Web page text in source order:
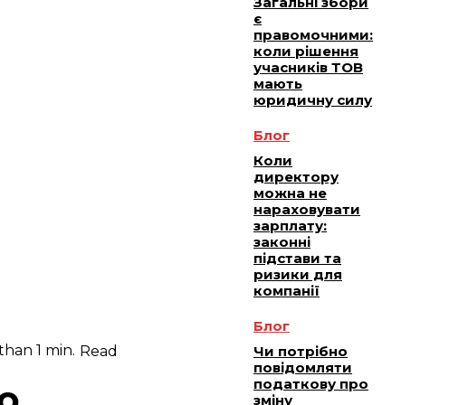
1 min. Read
є
правомочними:
коли рішення
учасників ТОВ
мають
юридичну силу
Блог
Коли
директору
можна не
нараховувати
зарплату:
законні
підстави та
ризики для
компанії
Блог
Чи потрібно
повідомляти
податкову про
зміну